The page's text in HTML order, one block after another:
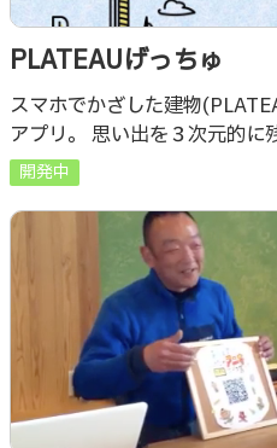
PLATEAUげっちゅ
スマホでかざした建物
アプリ。 思い出を３次元的
出の形を提案します！！ 入手
することができ、AR表示も可能
開発中